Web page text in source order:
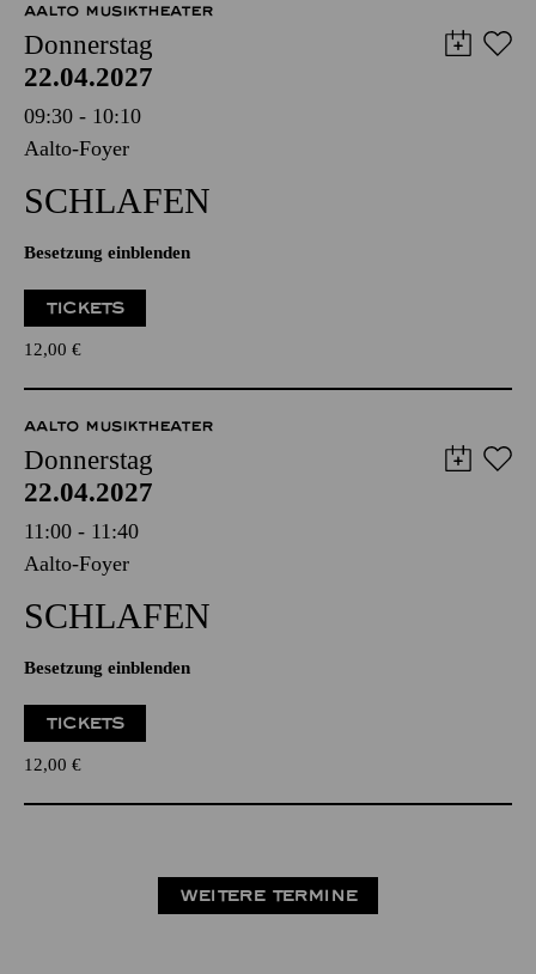
AALTO MUSIKTHEATER
Donnerstag
22.04.2027
09:30 - 10:10
Aalto-Foyer
SCHLAFEN
Besetzung einblenden
TICKETS
12,00 €
AALTO MUSIKTHEATER
Donnerstag
22.04.2027
11:00 - 11:40
Aalto-Foyer
SCHLAFEN
Besetzung einblenden
TICKETS
12,00 €
WEITERE TERMINE